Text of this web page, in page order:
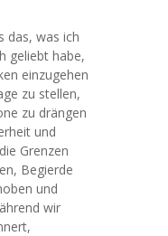
das, was ich
geliebt habe,
einzugehen
zu stellen,
zu drängen
und
Grenzen
Begierde
und
wir